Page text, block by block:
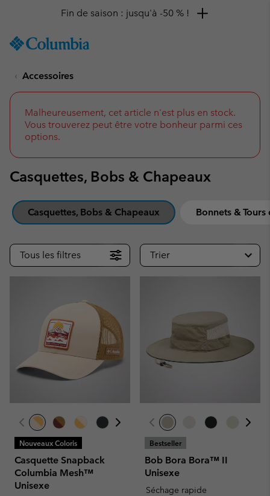
TO
SKIP
NAV
SKIP
TO
SEARCH
Remise de 10 % à saisir
Accessoires
Malheureusement, cet article n'est plus en stock.
Vous trouverez peut être votre bonheur parmi ces
options.
Casquettes, Bobs & Chapeaux
Casquettes, Bobs & Chapeaux Bonnets & Tours
Tous les filtres Trier
Nouveaux Coloris
Casquette Snapback
Columbia Mesh™
Unisexe
Bestseller
Bob Bora Bora™ II
Unisexe
Séchage rapide